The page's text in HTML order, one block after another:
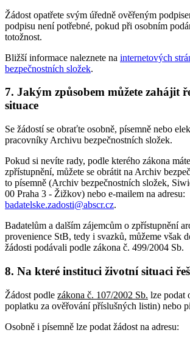
Žádost opatřete svým úředně ověřeným
podpisu není potřebné, pokud při osobním
totožnost.
Bližší informace naleznete na internetových
bezpečnostních složek.
7. Jakým způsobem můžete zahájit
situace
Se žádostí se obraťte osobně, písemně nebo
pracovníky Archivu bezpečnostních složek.
Pokud si nevíte rady, podle kterého zákona
zpřístupnění, můžete se obrátit na Archiv
to písemně (Archiv bezpečnostních složek,
00 Praha 3 - Žižkov) nebo e-mailem na adresu:
badatelske.zadosti@abscr.cz.
Badatelům a dalším zájemcům o zpřístupnění
provenience StB, tedy i svazků, můžeme však
žádosti podávali podle zákona č. 499/2004 Sb.
8. Na které instituci životní situaci
Žádost podle zákona č. 107/2002 Sb. lze podat
poplatku za ověřování příslušných listin) nebo
Osobně i písemně lze podat žádost na adresu: